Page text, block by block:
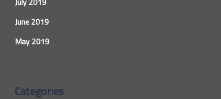
June 2019
May 2019
Categories